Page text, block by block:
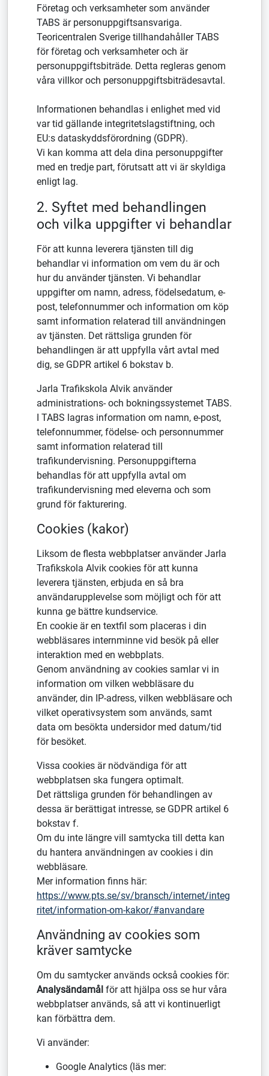
Företag och verksamheter som använder
TABS är personuppgiftsansvariga.
Teoricentralen Sverige tillhandahåller TABS
för företag och verksamheter och är
personuppgiftsbiträde. Detta regleras genom
våra villkor och personuppgiftsbiträdesavtal.
Informationen behandlas i enlighet med vid
var tid gällande integritetslagstiftning, och
EU:s dataskyddsförordning (GDPR).
Vi kan komma att dela dina personuppgifter
med en tredje part, förutsatt att vi är skyldiga
enligt lag.
2. Syftet med behandlingen
och vilka uppgifter vi behandlar
För att kunna leverera tjänsten till dig
behandlar vi information om vem du är och
hur du använder tjänsten. Vi behandlar
uppgifter om namn, adress, födelsedatum, e-
post, telefonnummer och information om köp
samt information relaterad till användningen
av tjänsten. Det rättsliga grunden för
behandlingen är att uppfylla vårt avtal med
dig, se GDPR artikel 6 bokstav b.
Jarla Trafikskola Alvik använder
administrations- och bokningssystemet TABS.
I TABS lagras information om namn, e-post,
telefonnummer, födelse- och personnummer
samt information relaterad till
trafikundervisning. Personuppgifterna
behandlas för att uppfylla avtal om
trafikundervisning med eleverna och som
grund för fakturering.
Cookies (kakor)
Liksom de flesta webbplatser använder Jarla
Trafikskola Alvik cookies för att kunna
leverera tjänsten, erbjuda en så bra
användarupplevelse som möjligt och för att
kunna ge bättre kundservice.
En cookie är en textfil som placeras i din
webbläsares internminne vid besök på eller
interaktion med en webbplats.
Genom användning av cookies samlar vi in
information om vilken webbläsare du
använder, din IP-adress, vilken webbläsare och
vilket operativsystem som används, samt
data om besökta undersidor med datum/tid
för besöket.
Vissa cookies är nödvändiga för att
webbplatsen ska fungera optimalt.
Det rättsliga grunden för behandlingen av
dessa är berättigat intresse, se GDPR artikel 6
bokstav f.
Om du inte längre vill samtycka till detta kan
du hantera användningen av cookies i din
webbläsare.
Mer information finns här:
https://www.pts.se/sv/bransch/internet/integ
ritet/information-om-kakor/#anvandare
Användning av cookies som
kräver samtycke
Om du samtycker används också cookies för:
Analysändamål för att hjälpa oss se hur våra
webbplatser används, så att vi kontinuerligt
kan förbättra dem.
Vi använder:
Google Analytics (läs mer: